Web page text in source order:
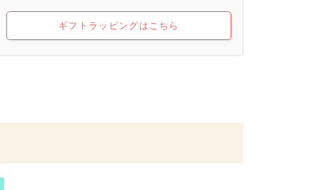
ギフトラッピングはこちら